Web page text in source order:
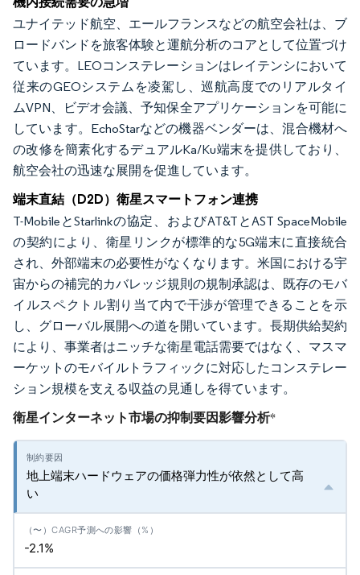
ユナイテッド航空、エールフランスなどの航空会社は、ブ
ロードバンドを旅客体験と運航分析のコアとして位置づけ
ています。LEOコンステレーションはレイテンシにおいて
従来のGEOシステムを凌駕し、巡航高度でのリアルタイ
ムVPN、ビデオ会議、予知保全アプリケーションを可能に
しています。EchoStarなどの機器ベンダーは、混合機材へ
の改修を簡素化するデュアルKa/Ku端末を提供しており、
航空会社の迅速な展開を促進しています。
端末直結（D2D）衛星スマートフォン連携
T-MobileとStarlinkの協定、およびAT&TとAST SpaceMobile
の契約により、衛星リンクが標準的な5G端末に直接統合
され、外部端末の必要性がなくなります。米国における宇
宙からの補完的カバレッジ規則の規制承認は、既存のモバ
イルスペクトル割り当て内で干渉が管理できることを示
し、グローバル展開への道を開いています。長期供給契約
により、事業者はニッチな衛星電話需要ではなく、マスマ
ーケットのモバイルトラフィックに対応したコンステレー
ション規模を支える収益の見通しを得ています。
衛星インターネット市場の抑制要因影響分析*
地上端末ハードウェアの価格弾力性が依然として高
い
-2.1%